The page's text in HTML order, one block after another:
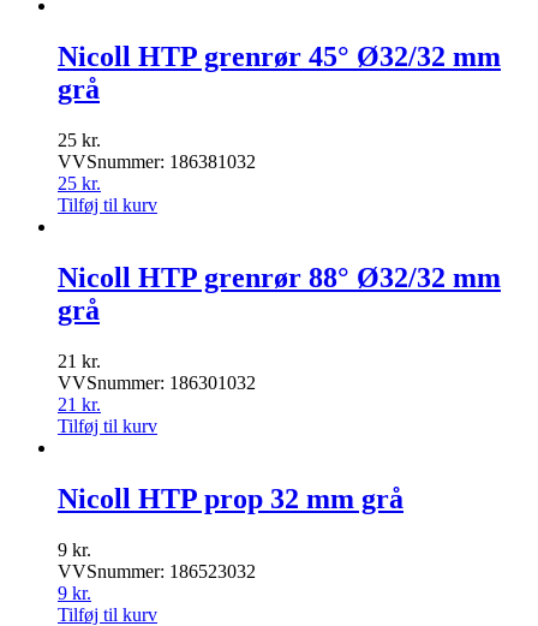
Nicoll HTP grenrør 45° Ø32/32 mm
grå
25 kr.
VVSnummer: 186381032
25 kr.
Tilføj til kurv
Nicoll HTP grenrør 88° Ø32/32 mm
grå
21 kr.
VVSnummer: 186301032
21 kr.
Tilføj til kurv
Nicoll HTP prop 32 mm grå
9 kr.
VVSnummer: 186523032
9 kr.
Tilføj til kurv